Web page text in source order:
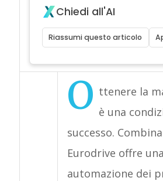
Chiedi all'AI
Riassumi questo articolo
O ttenere la
è una
successo.
Eurodrive offre
automazione dei